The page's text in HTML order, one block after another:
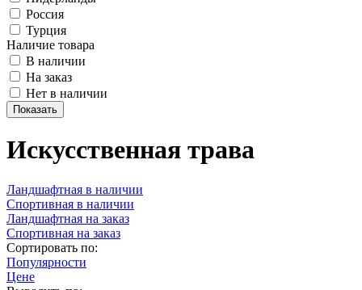
Россия
Турция
Наличие товара
В наличии
На заказ
Нет в наличии
Искусственная трава
Ландшафтная в наличии
Спортивная в наличии
Ландшафтная на заказ
Спортивная на заказ
Сортировать по:
Популярности
Цене